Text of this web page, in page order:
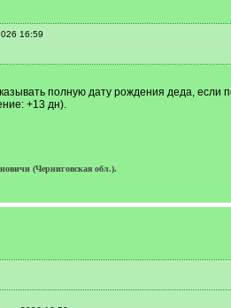
16:59
полную дату рождения деда,
+13 дн).
(Черниговская обл.).